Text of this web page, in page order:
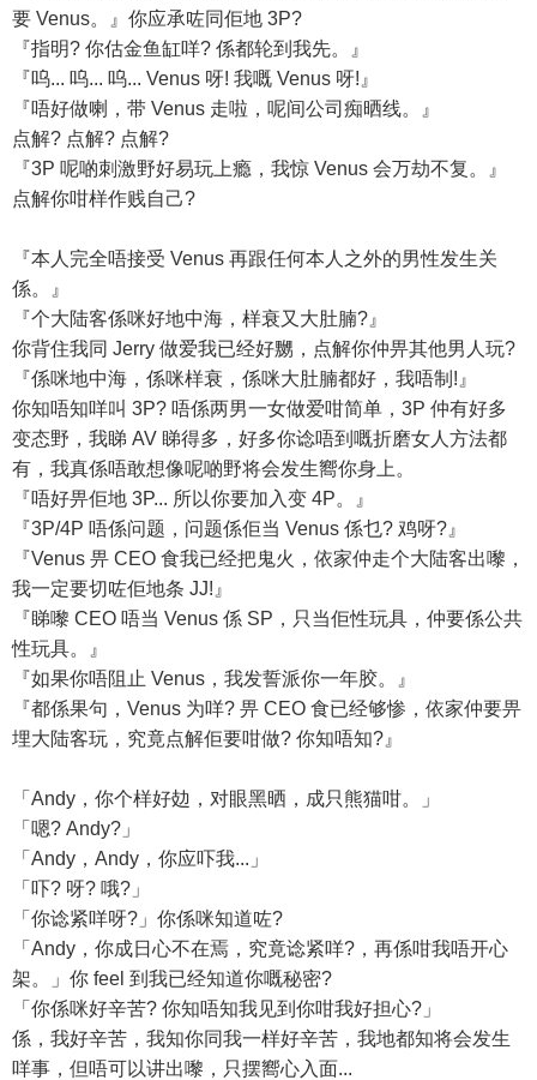
要 Venus。』你应承咗同佢地 3P?
『指明? 你估金鱼缸咩? 係都轮到我先。』
『呜... 呜... 呜... Venus 呀! 我嘅 Venus 呀!』
『唔好做喇，带 Venus 走啦，呢间公司痴晒线。』
点解? 点解? 点解?
『3P 呢啲刺激野好易玩上瘾，我惊 Venus 会万劫不复。』
点解你咁样作贱自己?
『本人完全唔接受 Venus 再跟任何本人之外的男性发生关
係。』
『个大陆客係咪好地中海，样衰又大肚腩?』
你背住我同 Jerry 做爱我已经好嬲，点解你仲畀其他男人玩?
『係咪地中海，係咪样衰，係咪大肚腩都好，我唔制!』
你知唔知咩叫 3P? 唔係两男一女做爱咁简单，3P 仲有好多
变态野，我睇 AV 睇得多，好多你谂唔到嘅折磨女人方法都
有，我真係唔敢想像呢啲野将会发生嚮你身上。
『唔好畀佢地 3P... 所以你要加入变 4P。』
『3P/4P 唔係问题，问题係佢当 Venus 係乜? 鸡呀?』
『Venus 畀 CEO 食我已经把鬼火，依家仲走个大陆客出嚟，
我一定要切咗佢地条 JJ!』
『睇嚟 CEO 唔当 Venus 係 SP，只当佢性玩具，仲要係公共
性玩具。』
『如果你唔阻止 Venus，我发誓派你一年胶。』
『都係果句，Venus 为咩? 畀 CEO 食已经够惨，依家仲要畀
埋大陆客玩，究竟点解佢要咁做? 你知唔知?』
「Andy，你个样好攰，对眼黑晒，成只熊猫咁。」
「嗯? Andy?」
「Andy，Andy，你应吓我...」
「吓? 呀? 哦?」
「你谂紧咩呀?」你係咪知道咗?
「Andy，你成日心不在焉，究竟谂紧咩?，再係咁我唔开心
架。」你 feel 到我已经知道你嘅秘密?
「你係咪好辛苦? 你知唔知我见到你咁我好担心?」
係，我好辛苦，我知你同我一样好辛苦，我地都知将会发生
咩事，但唔可以讲出嚟，只摆嚮心入面...